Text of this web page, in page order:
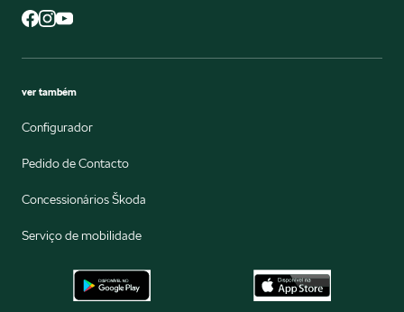
ver também
Configurador
Pedido de Contacto
Concessionários Škoda
Serviço de mobilidade